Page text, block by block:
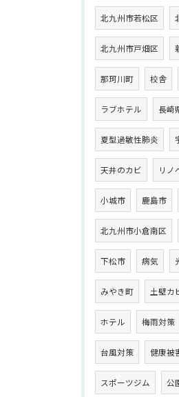
北九州市若松区
北九州市戸畑区
那珂川町 校舎
ラブホテル 長崎
夏型過敏性肺炎
天井のカビ リノ
小城市 鹿島市
北九州市小倉南区
下松市 病気
みやき町 土壁カ
ホテル 梅雨対策
台風対策 健康被
スポーツジム 公